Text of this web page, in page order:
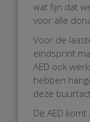
wat fijn dat
voor alle
Voor de
eindsprint
AED ook
hebben
deze
De AED